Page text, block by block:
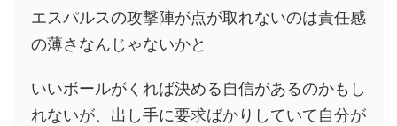
エスパルスの攻撃陣が点が取れないのは責任感
の薄さなんじゃないかと
いいボールがくれば決める自信があるのかもし
れないが、出し手に要求ばかりしていて自分が